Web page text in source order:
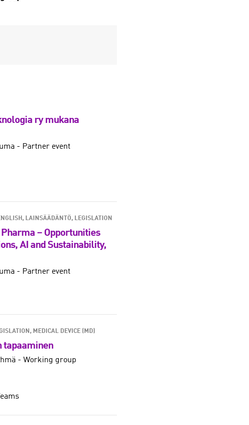
ry mukana
- Partner event
LAINSÄÄDÄNTÖ, LEGISLATION
– Opportunities
AI and Sustainability,
- Partner event
MEDICAL DEVICE (MD)
tapaaminen
- Working group